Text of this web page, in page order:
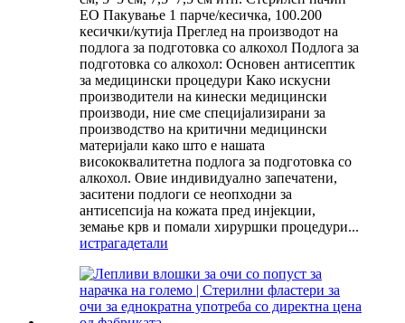
ЕО Пакување 1 парче/кесичка, 100.200
кесички/кутија Преглед на производот на
подлога за подготовка со алкохол Подлога за
подготовка со алкохол: Основен антисептик
за медицински процедури Како искусни
производители на кинески медицински
производи, ние сме специјализирани за
производство на критични медицински
материјали како што е нашата
висококвалитетна подлога за подготовка со
алкохол. Овие индивидуално запечатени,
заситени подлоги се неопходни за
антисепсија на кожата пред инјекции,
земање крв и помали хируршки процедури...
истрагадетали